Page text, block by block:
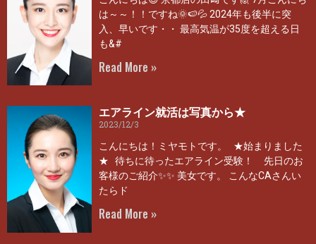
は～～！！ですね🌞🍉💦 2024年も後半に突
入、早いです・・ 最高気温が35度を超える日
も&#
Read More »
エアライン就活は写真から★
2023/12/3
こんにちは！ミヤモトです。 ★始まりました
★ 待ちに待ったエアライン受験！ 先日のお
客様のご紹介✨✨ 美女です。 こんなCAさんい
たらド
Read More »